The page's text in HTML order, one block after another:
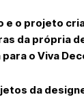
e o projeto
da própria
o Viva
da